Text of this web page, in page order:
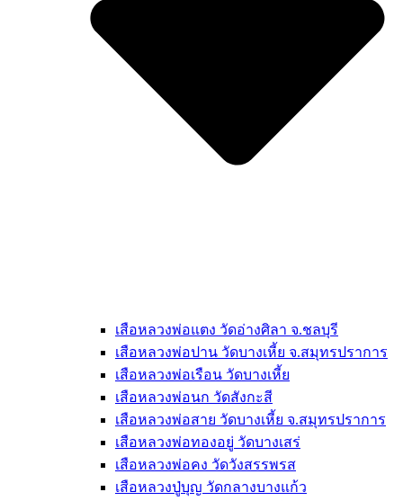
เสือหลวงพ่อแตง วัดอ่างศิลา จ.ชลบุรี
เสือหลวงพ่อปาน วัดบางเหี้ย จ.สมุทรปราการ
เสือหลวงพ่อเรือน วัดบางเหี้ย
เสือหลวงพ่อนก วัดสังกะสี
เสือหลวงพ่อสาย วัดบางเหี้ย จ.สมุทรปราการ
เสือหลวงพ่อทองอยู่ วัดบางเสร่
เสือหลวงพ่อคง วัดวังสรรพรส
เสือหลวงปู่บุญ วัดกลางบางแก้ว